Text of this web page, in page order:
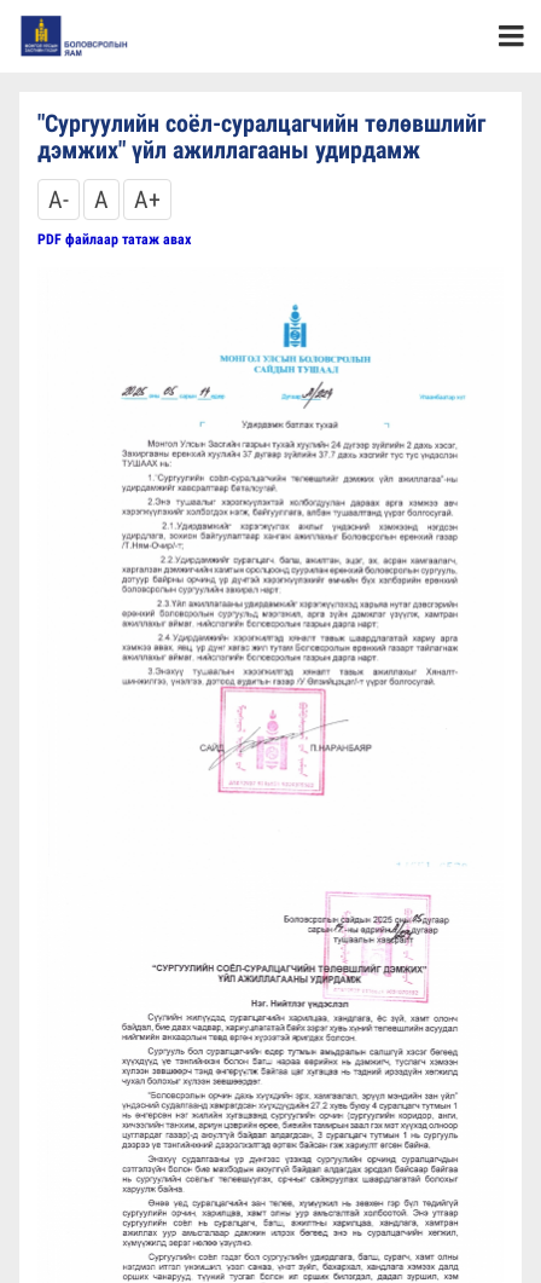
"Сургуулийн соёл-суралцагчийн төлөвшлийг
дэмжих" үйл ажиллагааны удирдамж
A-
A A+
PDF файлаар татаж авах